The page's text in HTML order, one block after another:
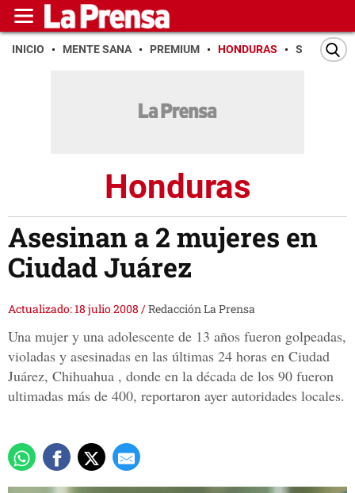
INICIO MENTE SANA PREMIUM HONDURAS SAN PEDRO
Honduras
Asesinan a 2 mujeres en
Ciudad Juárez
Actualizado: 18 julio 2008 /Redacción La Prensa
Una mujer y una adolescente de 13 años fueron golpeadas,
violadas y asesinadas en las últimas 24 horas en Ciudad
Juárez, Chihuahua , donde en la década de los 90 fueron
ultimadas más de 400, reportaron ayer autoridades locales.